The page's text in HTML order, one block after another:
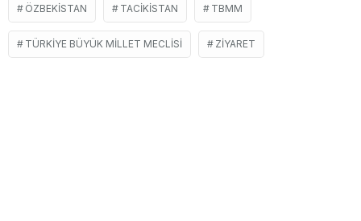
ÖZBEKISTAN TACIKISTAN TBMM
TÜRKIYE BÜYÜK MILLET MECLISI ZIYARET